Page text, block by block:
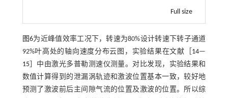
Full size
图6为近峰值效率工况下，转速为80%设计转速下转子通道
92%叶高处的轴向速度分布云图，实验结果在文献［ 14—
15］中由激光多普勒测速仪测量。对比发现，实验结果和
数值计算得到的泄漏涡轨迹和激波位置基本一致，较好地
预测了激波前后主间隙气流的位置及激波的位置。所以综